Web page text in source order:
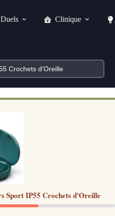
Duels Clinique
Sport IP55 Crochets d'Oreille